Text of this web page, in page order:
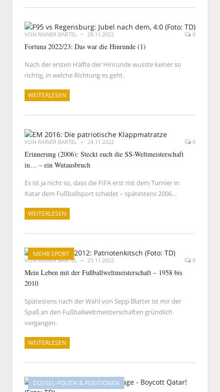
VON RAINER BARTEL 29.11.2022 0
Fortuna 2022/23: Das war die Hinrunde (1)
Nach der ersten Hälfte der Hinrunde wusste keiner so
richtig, in welche Richtung es geht.
WEITERLESEN
VON RAINER BARTEL 24.11.2022 0
Erinnerung (2006): Steckt euch die SS-Weltmeisterschaft
in… – ein Wutausbruch
Es ist ja nicht so, dass die FIFA erst mit dem Turnier in
Katar dem Fußballsport schadet – spätestens 2006…
WEITERLESEN
MEHR SPORT
VONRAINER BARTEL 23.11.2022 0
Mein Leben mit der Fußballweltmeisterschaft – 1958 bis
2010
Spätestens nach der Wahl von Sepp Blatter ist mir der
Spaß an den Fußballweltmeisterschaften gründlich
vergangen.
WEITERLESEN
DÜSSEL-POLITIK & POSITIONEN